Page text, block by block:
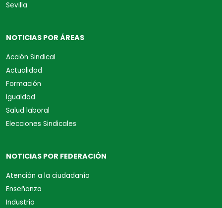
Sevilla
NOTICIAS POR ÁREAS
Acción Sindical
Actualidad
Formación
Igualdad
Salud laboral
Elecciones Sindicales
NOTICIAS POR FEDERACIÓN
Atención a la ciudadanía
Enseñanza
Industria